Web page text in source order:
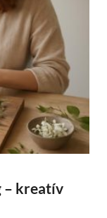
– kreatív